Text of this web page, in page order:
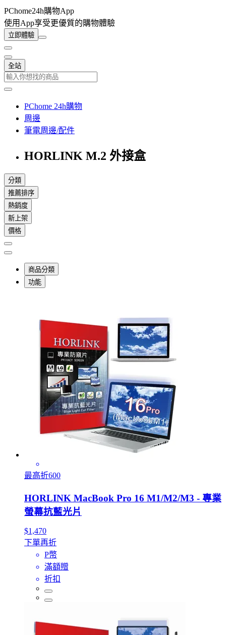
PChome24h購物App
使用App享受更優質的購物體驗
立即體驗
全站
PChome 24h購物
周邊
筆電周邊/配件
HORLINK M.2 外接盒
分類
推薦排序
熱銷度
新上架
價格
商品分類
功能
最高折600
HORLINK MacBook Pro 16 M1/M2/M3 - 專業
螢幕抗藍光片
$1,470
下單再折
P幣
滿額贈
折扣